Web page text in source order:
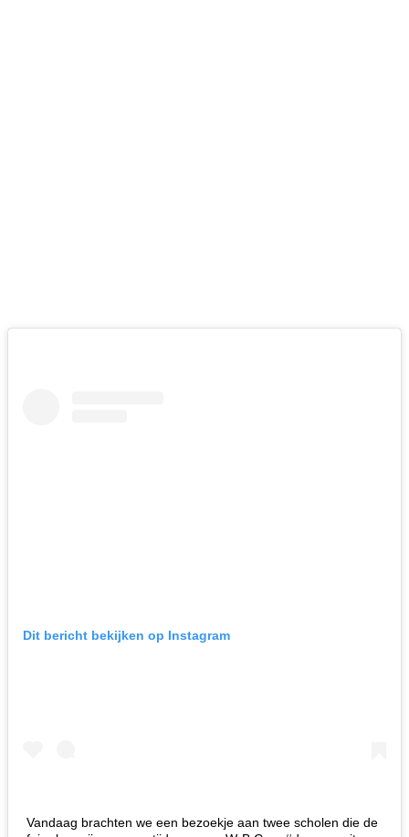
Dit bericht bekijken op Instagram
Vandaag brachten we een bezoekje aan twee scholen die de